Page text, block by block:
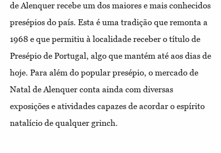
de Alenquer recebe um dos maiores e mais conhecidos
presépios do país. Esta é uma tradição que remonta a
1968 e que permitiu à localidade receber o título de
Presépio de Portugal, algo que mantém até aos dias de
hoje. Para além do popular presépio, o mercado de
Natal de Alenquer conta ainda com diversas
exposições e atividades capazes de acordar o espírito
natalício de qualquer grinch.